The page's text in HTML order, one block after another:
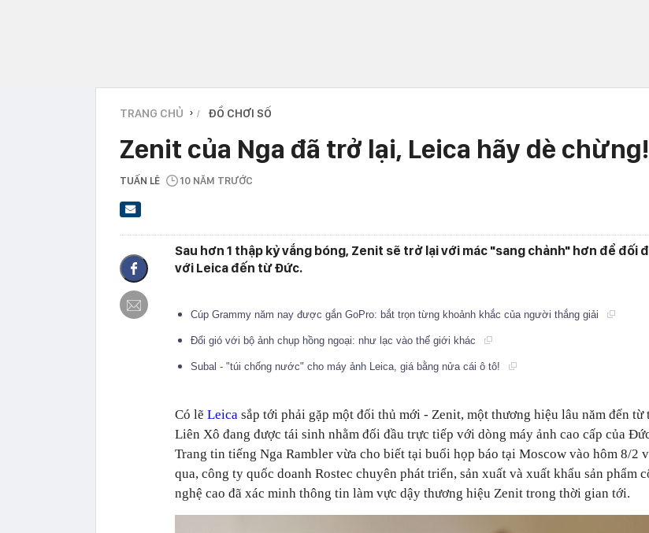
TRANG CHỦ › ĐỒ CHƠI SỐ
Zenit của Nga đã trở lại, Leica hãy dè chừng!
TUẤN LÊ 10 NĂM TRƯỚC
Sau hơn 1 thập kỷ vắng bóng, Zenit sẽ trở lại với mác "sang chảnh" hơn để đối
với Leica đến từ Đức.
Cúp Grammy năm nay được gắn GoPro: bắt trọn từng khoảnh khắc của người thắng giải
Đổi gió với bộ ảnh chụp hồng ngoại: như lạc vào thế giới khác
Subal - "túi chống nước" cho máy ảnh Leica, giá bằng nửa cái ô tô!
Có lẽ Leica sắp tới phải gặp một đối thủ mới - Zenit, một thương hiệu lâu năm đến từ
Liên Xô đang được tái sinh nhằm đối đầu trực tiếp với dòng máy ảnh cao cấp của
Trang tin tiếng Nga Rambler vừa cho biết tại buổi họp báo tại Moscow vào hôm 8/2
qua, công ty quốc doanh Rostec chuyên phát triển, sản xuất và xuất khẩu sản phẩm
nghệ cao đã xác minh thông tin làm vực dậy thương hiệu Zenit trong thời gian tới.